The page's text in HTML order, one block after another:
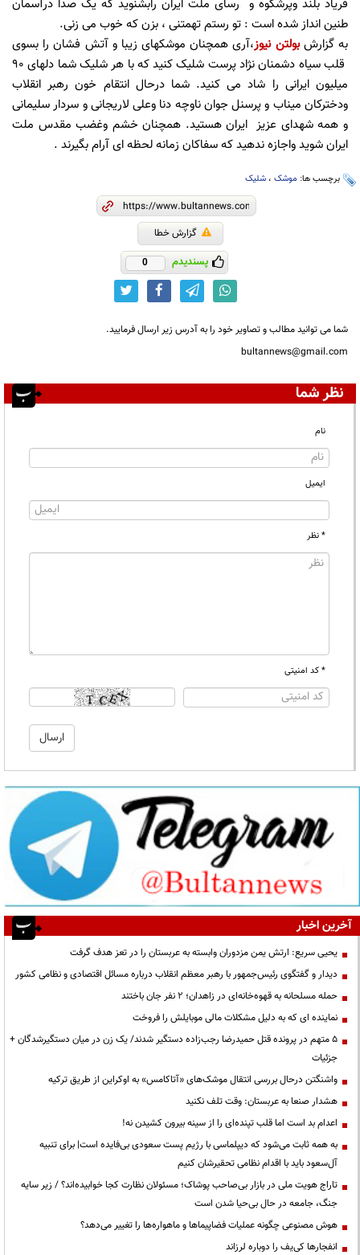
فریاد بلند وپرشکوه و رسای ملت ایران رابشنوید که یک صدا درآسمان
طنین انداز شده است : تو رستم تهمتنی ، بزن که خوب می زنی.
به گزارشبولتن نیوز،آری همچنان موشکهای زیبا و آتش فشان را بسوی
قلب سیاه دشمنان نژاد پرست شلیک کنید که با هر شلیک شما دلهای ۹۰
میلیون ایرانی را شاد می کنید. شما درحال انتقام خون رهبر انقلاب
ودخترکان میناب و پرسنل جوان ناوچه دنا وعلی لاریجانی و سردار سلیمانی
و همه شهدای عزیز ایران هستید. همچنان خشم وغضب مقدس ملت
ایران شوید واجازه ندهید که سفاکان زمانه لحظه ای آرام بگیرند .
برچسب ها: موشک ، شلیک
گزارش خطا
پسندیدم 0
شما می توانید مطالب و تصاویر خود را به آدرس زیر ارسال فرمایید.
bultannews@gmail.com
نظر شما
نام
ایمیل
* نظر
* کد امنیتی
آخرین اخبار
یحیی سریع: ارتش یمن مزدوران وابسته به عربستان را در تعز هدف گرفت
دیدار و گفتگوی رئیس‌جمهور با رهبر معظم انقلاب درباره مسائل اقتصادی و نظامی کشور
حمله مسلحانه به قهوه‌خانه‌ای در زاهدان؛ ۲ نفر جان باختند
نماینده ای که به دلیل مشکلات مالی موبایلش را فروخت
۵ متهم در پرونده قتل حمیدرضا رجب‌زاده دستگیر شدند/ یک زن در میان دستگیرشدگان +
جزئیات
واشنگتن درحال بررسی انتقال موشک‌های «آتاکامس» به اوکراین از طریق ترکیه
هشدار صنعا به عربستان: وقت تلف نکنید
اعدام بد است اما قلب تپنده‌ای را از سینه بیرون کشیدن نه!
به همه ثابت می‌شود که دیپلماسی با رژیم پست سعودی بی‌فایده است| برای تنبیه
آل‌سعود باید با اقدام نظامی تحقیرشان کنیم
تاراج هویت ملی در بازار بی‌صاحب پوشاک؛ مسئولان نظارت کجا خوابیده‌اند؟ / زیر سایه
جنگ، جامعه در حال بی‌حیا شدن است
هوش مصنوعی چگونه عملیات فضاپیماها و ماهواره‌ها را تغییر می‌دهد؟
انفجارها کی‌یف را دوباره لرزاند